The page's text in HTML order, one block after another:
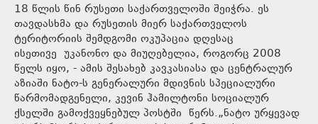
18 წლის წინ რუსეთი საქართველოში შეიჭრა. ეს
თავდასხმა და რუსეთის მიერ საქართველოს
ტერიტორიის შემდგომი ოკუპაცია დღესაც
ისეთივე უკანონო და მიუღებელია, როგორც 2008
წელს იყო, - ამის შესახებ კავკასიასა და ცენტრალურ
აზიაში ნატო-ს გენერალური მდივნის სპეციალური
წარმომადგენელი, კევინ ჰამილტონი სოციალურ
ქსელში გამოქვეყნებულ პოსტში წერს.„ნატო ურყევად